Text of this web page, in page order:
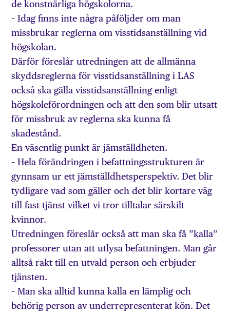
de konstnärliga högskolorna.
– Idag finns inte några påföljder om man
missbrukar reglerna om visstidsanställning vid
högskolan.
Därför föreslår utredningen att de allmänna
skyddsreglerna för visstidsanställning i LAS
också ska gälla visstidsanställning enligt
högskoleförordningen och att den som blir utsatt
för missbruk av reglerna ska kunna få
skadestånd.
En väsentlig punkt är jämställdheten.
– Hela förändringen i befattningsstrukturen är
gynnsam ur ett jämställdhetsperspektiv. Det blir
tydligare vad som gäller och det blir kortare väg
till fast tjänst vilket vi tror tilltalar särskilt
kvinnor.
Utredningen föreslår också att man ska få ”kalla”
professorer utan att utlysa befattningen. Man går
alltså rakt till en utvald person och erbjuder
tjänsten.
– Man ska alltid kunna kalla en lämplig och
behörig person av underrepresenterat kön. Det